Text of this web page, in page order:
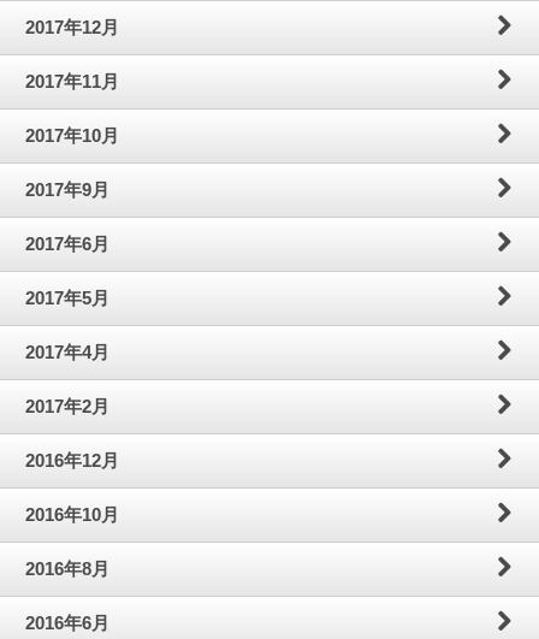
2017年12月
2017年11月
2017年10月
2017年9月
2017年6月
2017年5月
2017年4月
2017年2月
2016年12月
2016年10月
2016年8月
2016年6月